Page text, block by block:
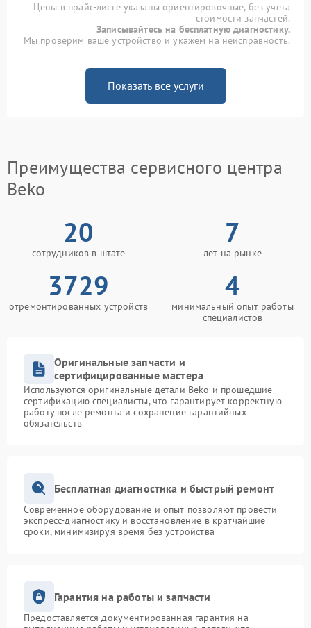
Цены в прайс-листе указаны ориентировочные, без учета
стоимости запчастей.
Записывайтесь на бесплатную диагностику.
Мы проверим ваше устройство и укажем на неисправность.
Показать все услуги
Преимущества сервисного центра
Beko
20
сотрудников в штате
7
лет на рынке
3729
отремонтированных устройств
4
минимальный опыт работы
специалистов
Оригинальные запчасти и
сертифицированные мастера
Используются оригинальные детали Beko и прошедшие
сертификацию специалисты, что гарантирует корректную
работу после ремонта и сохранение гарантийных
обязательств
Бесплатная диагностика и быстрый ремонт
Современное оборудование и опыт позволяют провести
экспресс-диагностику и восстановление в кратчайшие
сроки, минимизируя время без устройства
Гарантия на работы и запчасти
Предоставляется документированная гарантия на